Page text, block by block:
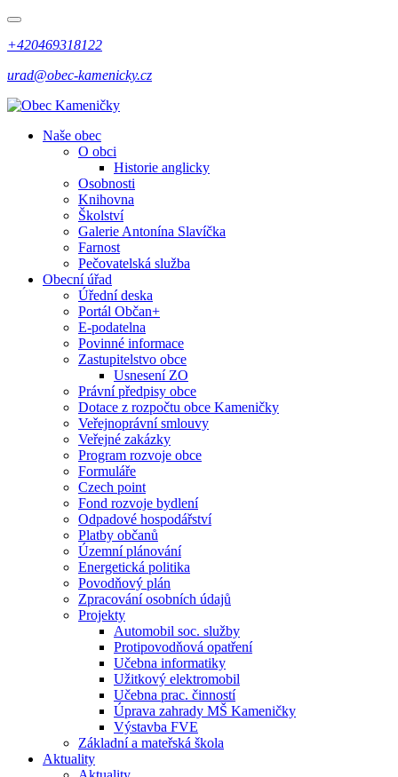
+420469318122
urad@obec-kamenicky.cz
Naše obec
O obci
Historie anglicky
Osobnosti
Knihovna
Školství
Galerie Antonína Slavíčka
Farnost
Pečovatelská služba
Obecní úřad
Úřední deska
Portál Občan+
E-podatelna
Povinné informace
Zastupitelstvo obce
Usnesení ZO
Právní předpisy obce
Dotace z rozpočtu obce Kameničky
Veřejnoprávní smlouvy
Veřejné zakázky
Program rozvoje obce
Formuláře
Czech point
Fond rozvoje bydlení
Odpadové hospodářství
Platby občanů
Územní plánování
Energetická politika
Povodňový plán
Zpracování osobních údajů
Projekty
Automobil soc. služby
Protipovodňová opatření
Učebna informatiky
Užitkový elektromobil
Učebna prac. činností
Úprava zahrady MŠ Kameničky
Výstavba FVE
Základní a mateřská škola
Aktuality